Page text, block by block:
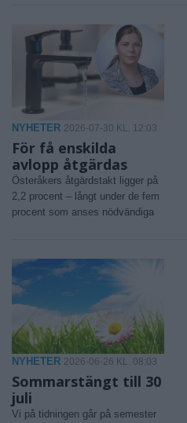
NYHETER 2026-07-30 KL. 12:03
För få enskilda
avlopp åtgärdas
Österåkers åtgärdstakt ligger på
2,2 procent – långt under de fem
procent som anses nödvändiga
NYHETER 2026-06-26 KL. 08:03
Sommarstängt till 30
juli
Vi på tidningen går på semester